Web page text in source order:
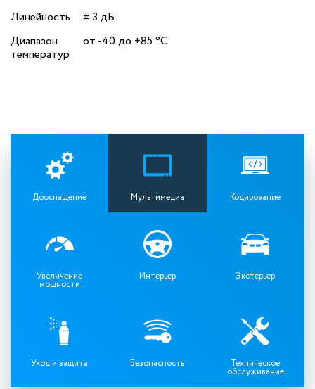
Линейность
± 3 дБ
Диапазон
температур
от -40 до +85 °C
Дооснащение Мультимедиа Кодирование
Увеличение
мощности
Интерьер Экстерьер
Уход и защита Безопасность Техническое
обслуживание